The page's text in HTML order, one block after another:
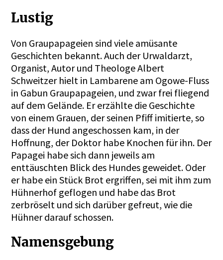
Lustig
Von Graupapageien sind viele amüsante
Geschichten bekannt. Auch der Urwaldarzt,
Organist, Autor und Theologe Albert
Schweitzer hielt in Lambarene am Ogowe-Fluss
in Gabun Graupapageien, und zwar frei fliegend
auf dem Gelände. Er erzählte die Geschichte
von einem Grauen, der seinen Pfiff imitierte, so
dass der Hund angeschossen kam, in der
Hoffnung, der Doktor habe Knochen für ihn. Der
Papagei habe sich dann jeweils am
enttäuschten Blick des Hundes geweidet. Oder
er habe ein Stück Brot ergriffen, sei mit ihm zum
Hühnerhof geflogen und habe das Brot
zerbröselt und sich darüber gefreut, wie die
Hühner darauf schossen.
Namensgebung